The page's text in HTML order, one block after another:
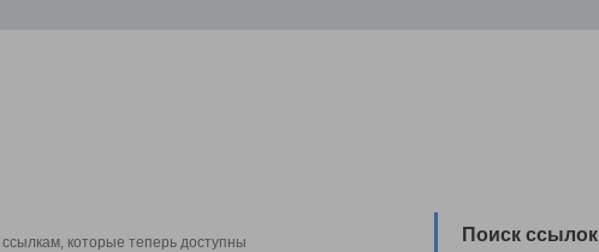
которые теперь доступны
Поиск ссылок